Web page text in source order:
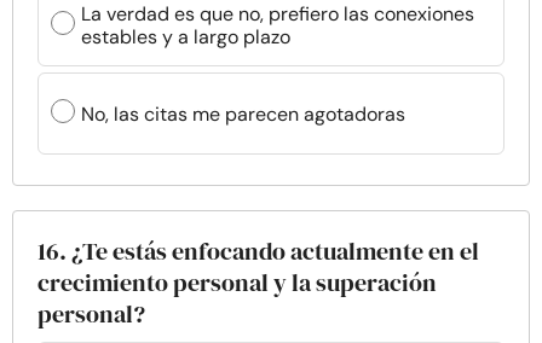
La verdad es que no, prefiero las conexiones
estables y a largo plazo
No, las citas me parecen agotadoras
16. ¿Te estás enfocando actualmente en el
crecimiento personal y la superación
personal?